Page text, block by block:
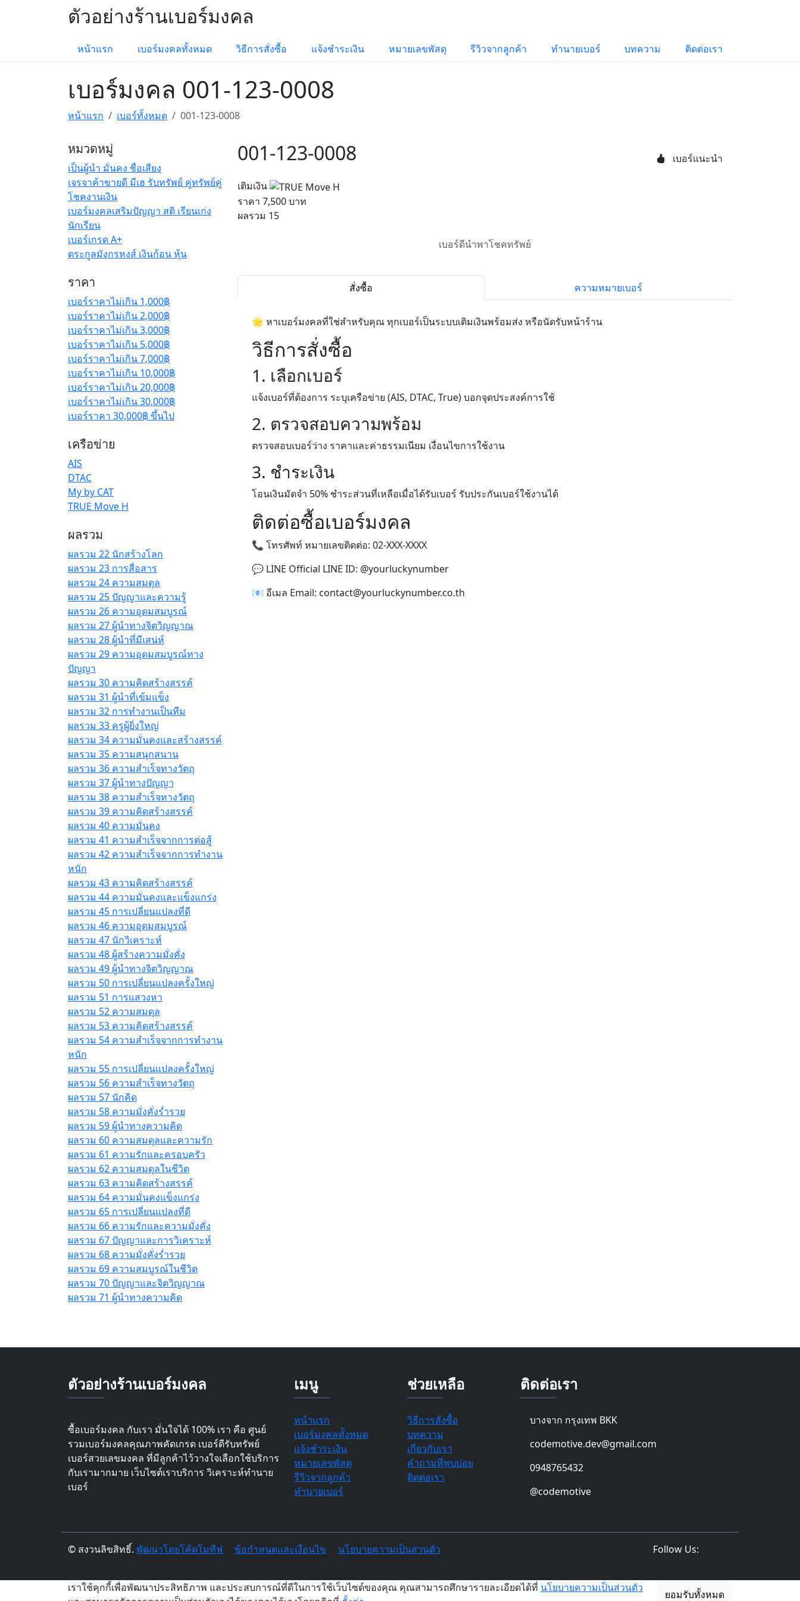
ตัวอย่างร้านเบอร์มงคล
หน้าแรก เบอร์มงคลทั้งหมด วิธีการสั่งซื้อ แจ้งชำระเงิน หมายเลขพัสดุ รีวิวจากลูกค้า ทำนายเบอร์ บทความ ติดต่อเรา
เบอร์มงคล 001-123-0008
หน้าแรก เบอร์ทั้งหมด 001-123-0008
หมวดหมู่
เป็นผู้นำ มั่นคง ชื่อเสียง
เจรจาค้าขายดี มีเฮ รับทรัพย์ คู่ทรัพย์คู่
โชคงานเงิน
เบอร์มงคลเสริมปัญญา สติ เรียนเก่ง
นักเรียน
เบอร์เกรด A+
ตระกูลมังกรหงส์ เงินก้อน หุ้น
ราคา
เบอร์ราคาไม่เกิน 1,000฿
เบอร์ราคาไม่เกิน 2,000฿
เบอร์ราคาไม่เกิน 3,000฿
เบอร์ราคาไม่เกิน 5,000฿
เบอร์ราคาไม่เกิน 7,000฿
เบอร์ราคาไม่เกิน 10,000฿
เบอร์ราคาไม่เกิน 20,000฿
เบอร์ราคาไม่เกิน 30,000฿
เบอร์ราคา 30,000฿ ขึ้นไป
เครือข่าย
AIS
DTAC
My by CAT
TRUE Move H
ผลรวม
ผลรวม 22 นักสร้างโลก
ผลรวม 23 การสื่อสาร
ผลรวม 24 ความสมดุล
ผลรวม 25 ปัญญาและความรู้
ผลรวม 26 ความอุดมสมบูรณ์
ผลรวม 27 ผู้นำทางจิตวิญญาณ
ผลรวม 28 ผู้นำที่มีเสน่ห์
ผลรวม 29 ความอุดมสมบูรณ์ทาง
ปัญญา
ผลรวม 30 ความคิดสร้างสรรค์
ผลรวม 31 ผู้นำที่เข้มแข็ง
ผลรวม 32 การทำงานเป็นทีม
ผลรวม 33 ครูผู้ยิ่งใหญ่
ผลรวม 34 ความมั่นคงและสร้างสรรค์
ผลรวม 35 ความสนุกสนาน
ผลรวม 36 ความสำเร็จทางวัตถุ
ผลรวม 37 ผู้นำทางปัญญา
ผลรวม 38 ความสำเร็จทางวัตถุ
ผลรวม 39 ความคิดสร้างสรรค์
ผลรวม 40 ความมั่นคง
ผลรวม 41 ความสำเร็จจากการต่อสู้
ผลรวม 42 ความสำเร็จจากการทำงาน
หนัก
ผลรวม 43 ความคิดสร้างสรรค์
ผลรวม 44 ความมั่นคงและแข็งแกร่ง
ผลรวม 45 การเปลี่ยนแปลงที่ดี
ผลรวม 46 ความอุดมสมบูรณ์
ผลรวม 47 นักวิเคราะห์
ผลรวม 48 ผู้สร้างความมั่งคั่ง
ผลรวม 49 ผู้นำทางจิตวิญญาณ
ผลรวม 50 การเปลี่ยนแปลงครั้งใหญ่
ผลรวม 51 การแสวงหา
ผลรวม 52 ความสมดุล
ผลรวม 53 ความคิดสร้างสรรค์
ผลรวม 54 ความสำเร็จจากการทำงาน
หนัก
ผลรวม 55 การเปลี่ยนแปลงครั้งใหญ่
ผลรวม 56 ความสำเร็จทางวัตถุ
ผลรวม 57 นักคิด
ผลรวม 58 ความมั่งคั่งร่ำรวย
ผลรวม 59 ผู้นำทางความคิด
ผลรวม 60 ความสมดุลและความรัก
ผลรวม 61 ความรักและครอบครัว
ผลรวม 62 ความสมดุลในชีวิต
ผลรวม 63 ความคิดสร้างสรรค์
ผลรวม 64 ความมั่นคงแข็งแกร่ง
ผลรวม 65 การเปลี่ยนแปลงที่ดี
ผลรวม 66 ความรักและความมั่งคั่ง
ผลรวม 67 ปัญญาและการวิเคราะห์
ผลรวม 68 ความมั่งคั่งร่ำรวย
ผลรวม 69 ความสมบูรณ์ในชีวิต
ผลรวม 70 ปัญญาและจิตวิญญาณ
ผลรวม 71 ผู้นำทางความคิด
เบอร์แนะนำ
001-123-0008
เติมเงิน
ราคา 7,500 บาท
ผลรวม 15
เบอร์ดีนำพาโชคทรัพย์
สั่งซื้อ ความหมายเบอร์
🌟 หาเบอร์มงคลที่ใช่สำหรับคุณ ทุกเบอร์เป็นระบบเติมเงินพร้อมส่ง หรือนัดรับหน้าร้าน
วิธีการสั่งซื้อ
1. เลือกเบอร์
แจ้งเบอร์ที่ต้องการ ระบุเครือข่าย (AIS, DTAC, True) บอกจุดประสงค์การใช้
2. ตรวจสอบความพร้อม
ตรวจสอบเบอร์ว่าง ราคาและค่าธรรมเนียม เงื่อนไขการใช้งาน
3. ชำระเงิน
โอนเงินมัดจำ 50% ชำระส่วนที่เหลือเมื่อได้รับเบอร์ รับประกันเบอร์ใช้งานได้
ติดต่อซื้อเบอร์มงคล
📞 โทรศัพท์ หมายเลขติดต่อ: 02-XXX-XXXX
💬 LINE Official LINE ID: @yourluckynumber
📧 อีเมล Email: contact@yourluckynumber.co.th
ตัวอย่างร้านเบอร์มงคล
ซื้อเบอร์มงคล กับเรา มั่นใจได้ 100% เรา คือ ศูนย์
รวมเบอร์มงคลคุณภาพคัดเกรด เบอร์ดีรับทรัพย์
เบอร์สวยเลขมงคล ที่มีลูกค้าไว้วางใจเลือกใช้บริการ
กับเรามากมาย เว็บไซต์เราบริการ วิเคราะห์ทำนาย
เบอร์
เมนู
หน้าแรก
เบอร์มงคลทั้งหมด
แจ้งชำระเงิน
หมายเลขพัสดุ
รีวิวจากลูกค้า
ทำนายเบอร์
ช่วยเหลือ
วิธีการสั่งซื้อ
บทความ
เกี่ยวกับเรา
คำถามที่พบบ่อย
ติดต่อเรา
ติดต่อเรา
บางจาก กรุงเทพ BKK
codemotive.dev@gmail.com
0948765432
@codemotive
© สงวนลิขสิทธิ์. พัฒนาโดยโค้ดโมทีฟ ข้อกำหนดและเงื่อนไข นโยบายความเป็นส่วนตัว Follow Us:
เราใช้คุกกี้เพื่อพัฒนาประสิทธิภาพ และประสบการณ์ที่ดีในการใช้เว็บไซต์ของคุณ คุณสามารถศึกษารายละเอียดได้ที่ นโยบายความเป็นส่วนตัว
ยอมรับทั้งหมด